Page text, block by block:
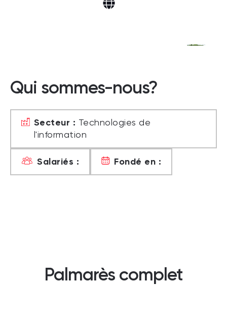
Qui sommes-nous?
Secteur : Technologies de
l'information
Salariés : Fondé en :
Palmarès complet